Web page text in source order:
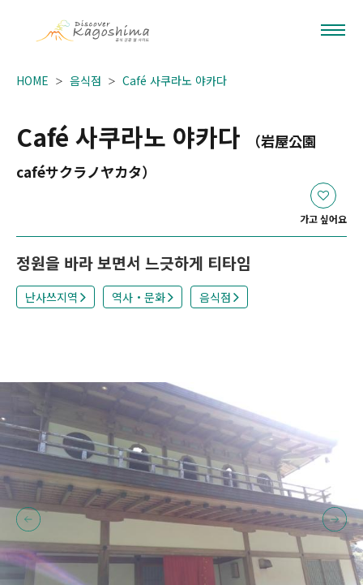
HOME 음식점 Café 사쿠라노 야카다
Café 사쿠라노 야카다
（岩屋公園
caféサクラノヤカタ）
가고 싶어요
정원을 바라 보면서 느긋하게 티타임
난사쓰지역 역사・문화 음식점